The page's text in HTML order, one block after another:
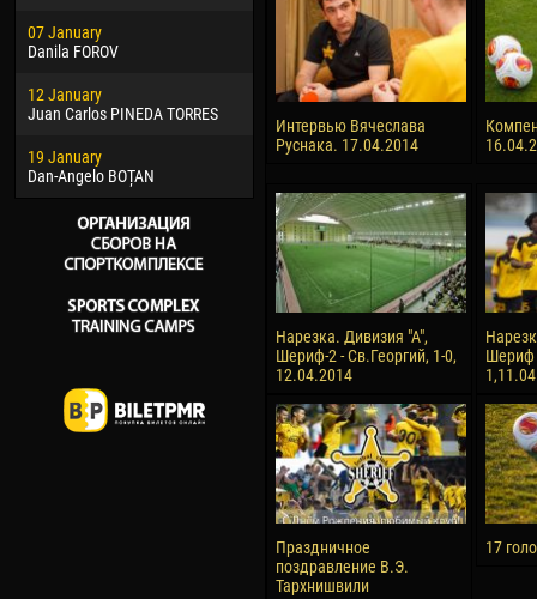
07 January
Danila FOROV
12 January
Juan Carlos PINEDA TORRES
19 January
Dan-Angelo BOȚAN
22 March
Samba KONÉ
26 March
Vitor Hugo Morais de OLIVEIRA
28 March
Raí LOPES DE OLIVEIRA
28
10
15
Ivan
Интервью Вячеслава
Руснака. 17.04.2014
Нарезка. Дивизия "А",
Шериф-2 - Св.Георгий, 1-0,
12.04.2014
Шериф
Праздничное
поздравление В.Э.
Тархнишвили
17